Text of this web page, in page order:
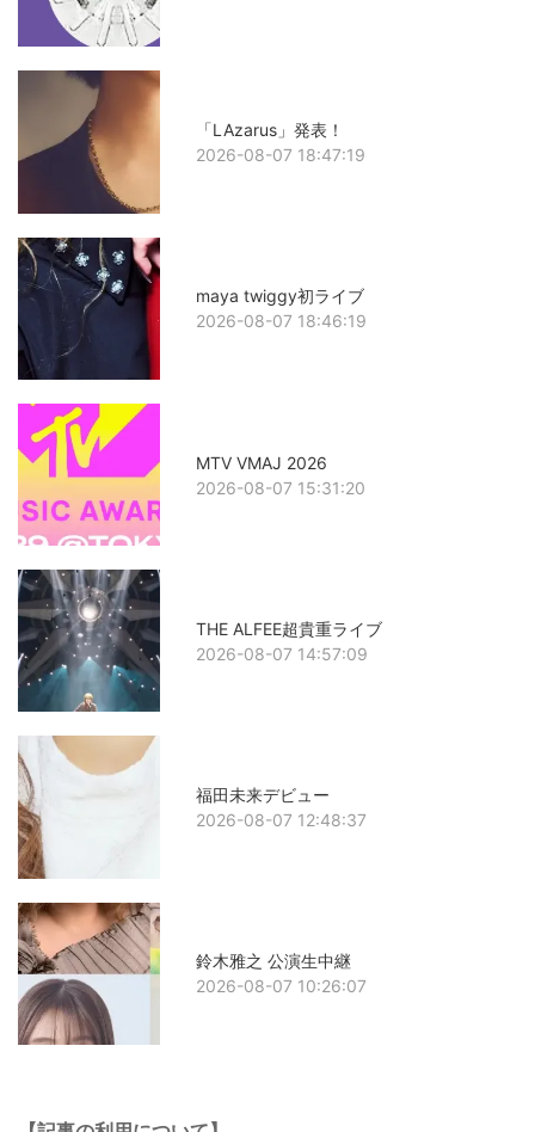
「LAzarus」発表！
2026-08-07 18:47:19
maya twiggy初ライブ
2026-08-07 18:46:19
MTV VMAJ 2026
2026-08-07 15:31:20
THE ALFEE超貴重ライブ
2026-08-07 14:57:09
福田未来デビュー
2026-08-07 12:48:37
鈴木雅之 公演生中継
2026-08-07 10:26:07